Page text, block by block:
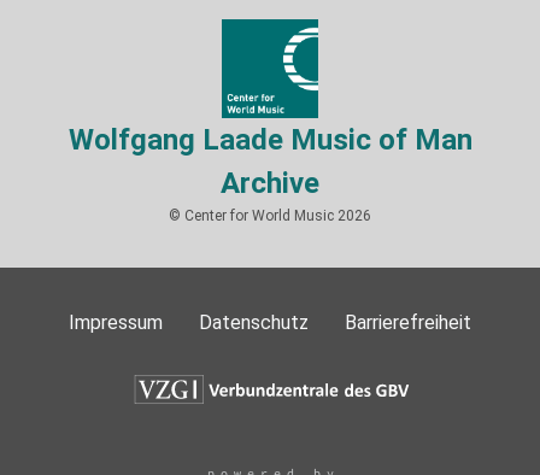
Wolfgang Laade Music of Man
Archive
© Center for World Music 2026
Impressum Datenschutz Barrierefreiheit